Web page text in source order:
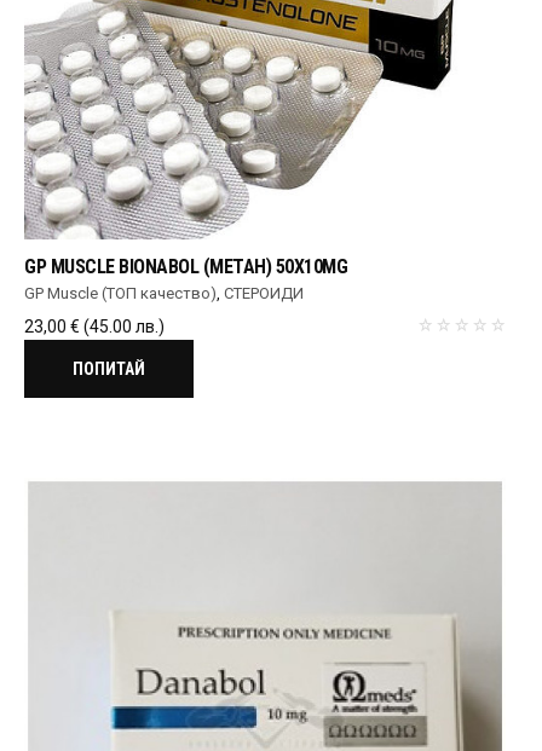
GP MUSCLE BIONABOL (МЕТАН) 50X10MG
GP Muscle (ТОП качество),СТЕРОИДИ
23,00 € (45.00 лв.)
ПОПИТАЙ